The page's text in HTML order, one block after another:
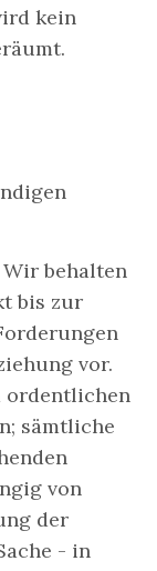
kein
behalten
bis zur
vor.
ordentlichen
sämtliche
von
der
- in